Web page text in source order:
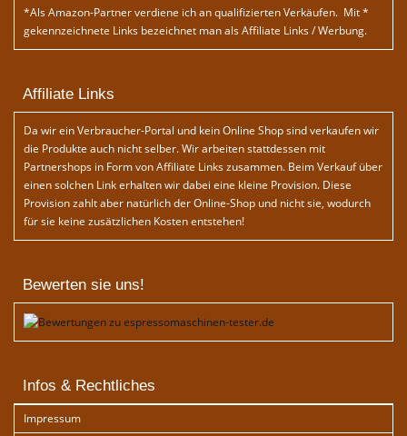
*Als Amazon-Partner verdiene ich an qualifizierten Verkäufen. Mit *
gekennzeichnete Links bezeichnet man als Affiliate Links / Werbung.
Affiliate Links
Da wir ein Verbraucher-Portal und kein Online Shop sind verkaufen wir
die Produkte auch nicht selber. Wir arbeiten stattdessen mit
Partnershops in Form von Affiliate Links zusammen. Beim Verkauf über
einen solchen Link erhalten wir dabei eine kleine Provision. Diese
Provision zahlt aber natürlich der Online-Shop und nicht sie, wodurch
für sie keine zusätzlichen Kosten entstehen!
Bewerten sie uns!
Infos & Rechtliches
Impressum